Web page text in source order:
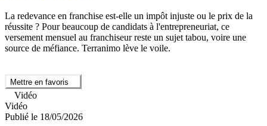
La redevance en franchise est-elle un impôt injuste ou le prix de la
réussite ? Pour beaucoup de candidats à l'entrepreneuriat, ce
versement mensuel au franchiseur reste un sujet tabou, voire une
source de méfiance. Terranimo lève le voile.
Mettre en favoris
Vidéo
Vidéo
Publié le 18/05/2026